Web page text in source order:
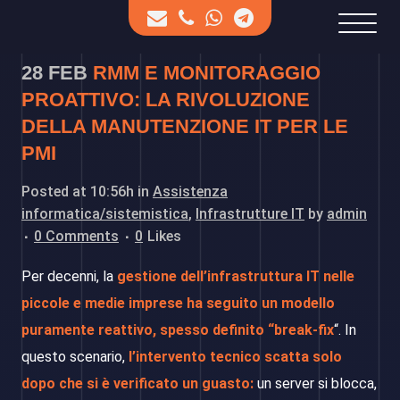
28 FEB RMM E MONITORAGGIO
PROATTIVO: LA RIVOLUZIONE
DELLA MANUTENZIONE IT PER LE
PMI
Posted at 10:56h in Assistenza
informatica/sistemistica, Infrastrutture IT by admin
0 Comments
0 Likes
Per decenni, la gestione dell’infrastruttura IT nelle
piccole e medie imprese ha seguito un modello
puramente reattivo, spesso definito “break-fix“. In
questo scenario, l’intervento tecnico scatta solo
dopo che si è verificato un guasto: un server si blocca,